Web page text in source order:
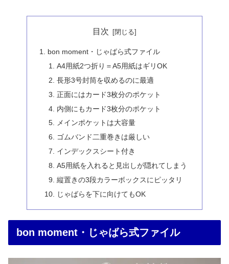
目次
bon moment・じゃばら式ファイル
A4用紙2つ折り＝A5用紙はギリOK
長形3号封筒を収めるのに最適
正面にはカード3枚分のポケット
内側にもカード3枚分のポケット
メインポケットは大容量
ゴムバンド二重巻きは厳しい
インデックスシート付き
A5用紙を入れると見出しが隠れてしまう
縦置きの3段カラーボックスにピッタリ
じゃばらを下に向けてもOK
bon moment・じゃばら式ファイル